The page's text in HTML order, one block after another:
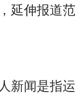
延伸报道
闻是指运